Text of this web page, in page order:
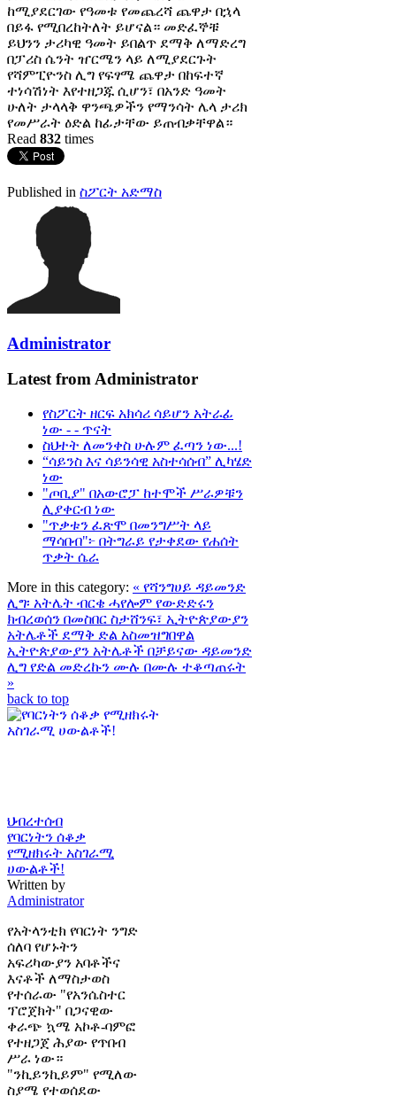
ከሚያደርገው የዓመቱ የመጨረሻ ጨዋታ በኋላ
በይፋ የሚበረከትለት ይሆናል። መድፈኞቹ
ይህንን ታሪካዊ ዓመት ይበልጥ ደማቅ ለማድረግ
በፓሪስ ሴንት ዠርሜን ላይ ለሚያደርጉት
የሻምፒዮንስ ሊግ የፍፃሜ ጨዋታ በከፍተኛ
ተነሳሽነት እየተዘጋጁ ሲሆን፣ በአንድ ዓመት
ሁለት ታላላቅ ዋንጫዎችን የማንሳት ሌላ ታሪክ
የመሥራት ዕድል ከፊታቸው ይጠብቃቸዋል።
Read 832 times
Published in ስፖርት አድማስ
Administrator
Latest from Administrator
የስፖርት ዘርፍ አክሳሪ ሳይሆን አትራፊ
ነው - - ጥናት
ስህተት ለመንቀስ ሁሉም ፈጣን ነው...!
“ሳይንስ እና ሳይንሳዊ አስተሳሰብ” ሊካሄድ
ነው
"ጦቢያ" በአውሮፓ ከተሞች ሥራዎቹን
ሊያቀርብ ነው
"ጥቃቱን ፈጽሞ በመንግሥት ላይ
ማሳበብ"፦ በትግራይ የታቀደው የሐሰት
ጥቃት ሴራ
More in this category: « የሻንግሀይ ዳይመንድ
ሊግ፡ አትሌት ብርቄ ሓየሎም የውድድሩን
ክብረወሰን በመስበር ስታሸንፍ፣ ኢትዮጵያውያን
አትሌቶች ደማቅ ድል አስመዝግበዋል
ኢትዮጵያውያን አትሌቶች በቻይናው ዳይመንድ
ሊግ የድል መድረኩን ሙሉ በሙሉ ተቆጣጠሩት
»
back to top
ህብረተሰብ
የባርነትን ሰቆቃ
የሚዘክሩት አስገራሚ
ሀውልቶች!
Written by
Administrator
የአትላንቲክ የባርነት ንግድ
ሰለባ የሆኑትን
አፍሪካውያን አባቶችና
እናቶች ለማስታወስ
የተሰራው "የአንሴስተር
ፕሮጀክት" በጋናዊው
ቀራጭ ኳሜ አኮቶ-ባምፎ
የተዘጋጀ ሕያው የጥበብ
ሥራ ነው።
"ንኪይንኪይም" የሚለው
ስያሜ የተወሰደው